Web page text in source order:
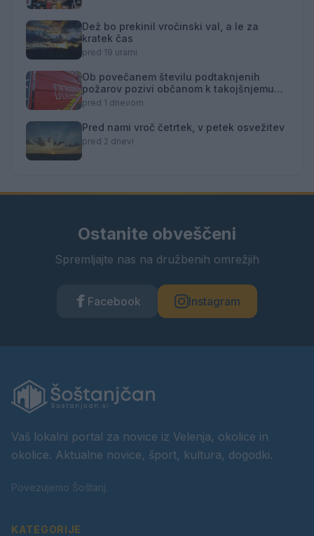
Dež bo prekinil vročinski val, a le za
kratek čas
pred 19 urami
Ob povečanem številu podtaknjenih
požarov pozivi občanom k takojšnjemu
obveščanju policije
pred 1 dnevom
Pred nami vroč četrtek, v petek osvežitev
pred 2 dnevi
Ostanite obveščeni
Spremljajte nas na družbenih omrežjih
Facebook Instagram
Vaš lokalni portal za novice iz Velenja, okolice in
okolice. Aktualne novice, šport, kultura, dogodki.
Povezujemo Šoštanj.
KATEGORIJE